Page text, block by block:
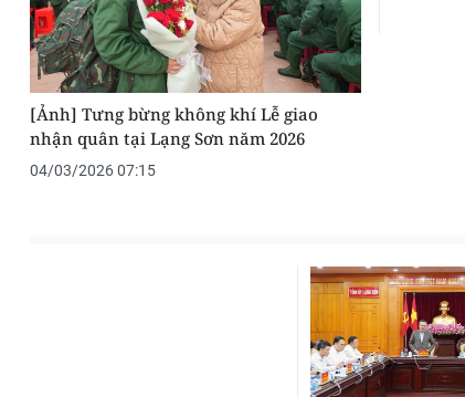
[Ảnh] Tưng bừng không khí Lễ giao
nhận quân tại Lạng Sơn năm 2026
04/03/2026 07:15